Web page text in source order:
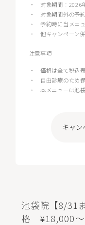
・ 対象期間：2026
・ 対象期間外の予
・予約時に当メニ
・他キャンペーン併
注意事項
・価格は全て税込表
・
自由診療のため
・本メニューは池
キャン
池袋院【8/31
格 ¥18,000～